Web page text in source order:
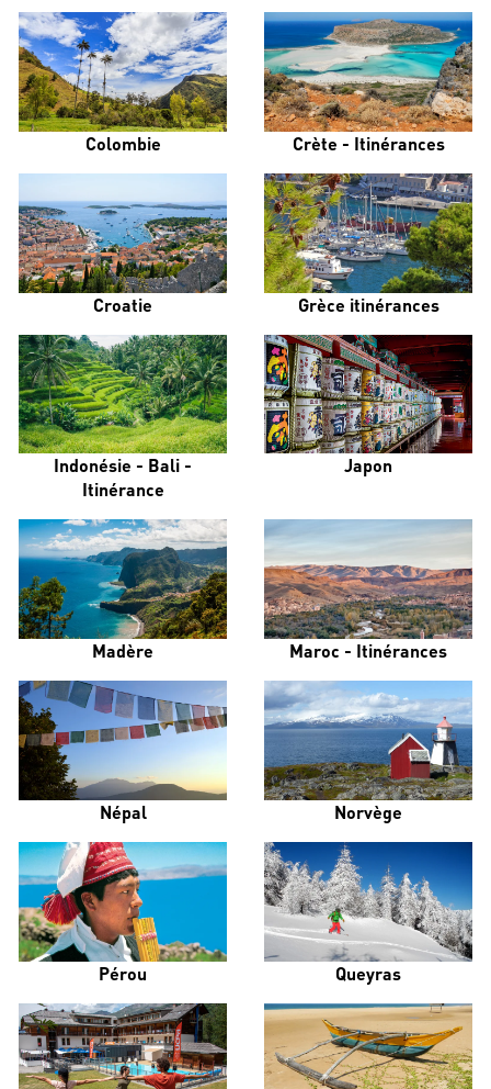
Colombie Crète - Itinérances
Croatie Grèce itinérances
Indonésie - Bali -
Itinérance
Japon
Madère Maroc - Itinérances
Népal Norvège
Pérou Queyras